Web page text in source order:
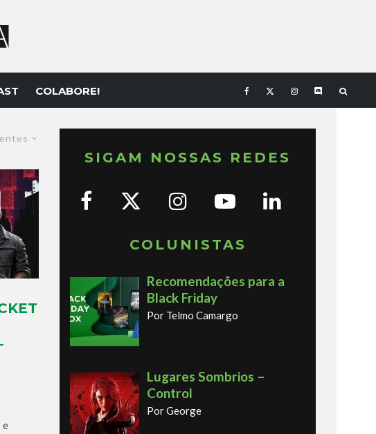
COLABORE!
e
SIGAM NOSSAS REDES
COLUNISTAS
Recomendações para a
Black Friday
Por Telmo Camargo
Lugares Sombrios –
Control
Por George